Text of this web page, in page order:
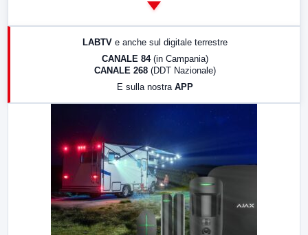
LABTV e anche sul digitale terrestre
CANALE 84 (in Campania)
CANALE 268 (DDT Nazionale)
E sulla nostra APP